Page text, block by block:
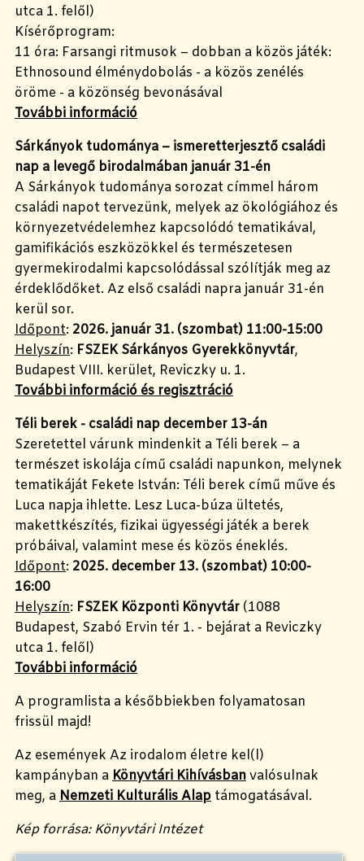
utca 1. felől)
Kísérőprogram:
11 óra: Farsangi ritmusok – dobban a közös játék:
Ethnosound élménydobolás - a közös zenélés
öröme - a közönség bevonásával
További információ
Sárkányok tudománya – ismeretterjesztő családi
nap a levegő birodalmában január 31-én
A Sárkányok tudománya sorozat címmel három
családi napot tervezünk, melyek az ökológiához és
környezetvédelemhez kapcsolódó tematikával,
gamifikációs eszközökkel és természetesen
gyermekirodalmi kapcsolódással szólítják meg az
érdeklődőket. Az első családi napra január 31-én
kerül sor.
Időpont: 2026. január 31. (szombat) 11:00-15:00
Helyszín: FSZEK Sárkányos Gyerekkönyvtár,
Budapest VIII. kerület, Reviczky u. 1.
További információ és regisztráció
Téli berek - családi nap december 13-án
Szeretettel várunk mindenkit a Téli berek – a
természet iskolája című családi napunkon, melynek
tematikáját Fekete István: Téli berek című műve és
Luca napja ihlette. Lesz Luca-búza ültetés,
makettkészítés, fizikai ügyességi játék a berek
próbáival, valamint mese és közös éneklés.
Időpont: 2025. december 13. (szombat) 10:00-
16:00
Helyszín: FSZEK Központi Könyvtár (1088
Budapest, Szabó Ervin tér 1. - bejárat a Reviczky
utca 1. felől)
További információ
A programlista a későbbiekben folyamatosan
frissül majd!
Az események Az irodalom életre kel(l)
kampányban a Könyvtári Kihívásbanvalósulnak
meg, a Nemzeti Kulturális Alap támogatásával.
Kép forrása: Könyvtári Intézet